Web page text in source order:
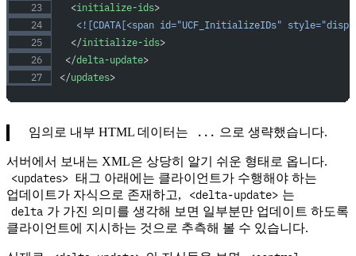
  <
initialize-ids>
<![CDATA[<span id="UCF_InitializeIDs"
  </
initialize-ids>
</delta-update>
</updates>
임의로 내부 HTML 데이터는 ... 으로 생략했습니다.
서버에서 보내는 XML은 상당히 알기 쉬운 형태로 옵니다.
<updates> 태그 아래에는 클라이언트가 수행해야 하는
업데이트가 자식으로 존재하고,
<delta-update> 는
delta 가 가진 의미를 생각해 보면 일부분만 업데이트 하도록
클라이언트에 지시하는 것으로 추측해 볼 수 있습니다.